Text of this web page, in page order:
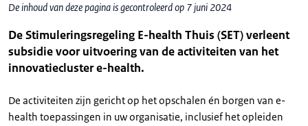
De inhoud van deze pagina is gecontroleerd op 7 juni 2024
De Stimuleringsregeling E-health Thuis (SET) verleent
subsidie voor uitvoering van de activiteiten van het
innovatiecluster e-health.
De activiteiten zijn gericht op het opschalen én borgen van e-
health toepassingen in uw organisatie, inclusief het opleiden